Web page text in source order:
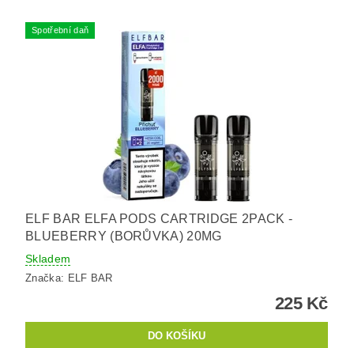
Spotřební daň
ELF BAR ELFA PODS CARTRIDGE 2PACK -
BLUEBERRY (BORŮVKA) 20MG
Skladem
Značka: ELF BAR
225 Kč